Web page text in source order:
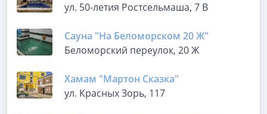
ул. 50-летия Ростсельмаша, 7 В
Сауна "На Беломорском 20 Ж"
Беломорский переулок, 20 Ж
Хамам "Мартон Сказка"
ул. Красных Зорь, 117